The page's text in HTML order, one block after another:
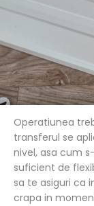
Operatiunea
transferul se
nivel, asa cum
suficient de
sa te asiguri ca
crapa in